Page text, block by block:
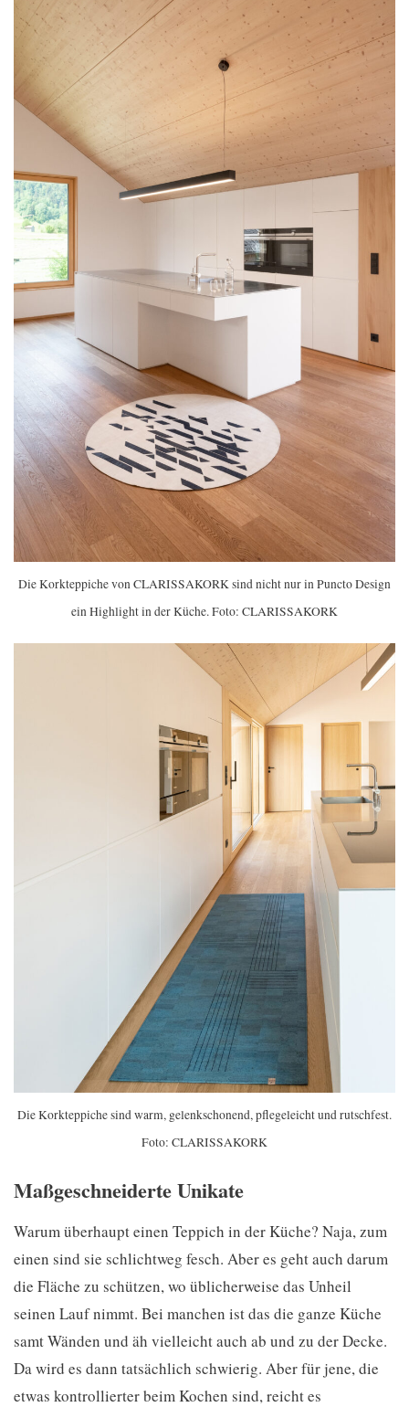
Die Korkteppiche von CLARISSAKORK sind nicht nur in Puncto Design
ein Highlight in der Küche. Foto: CLARISSAKORK
Die Korkteppiche sind warm, gelenkschonend, pflegeleicht und rutschfest.
Foto: CLARISSAKORK
Maßgeschneiderte Unikate
Warum überhaupt einen Teppich in der Küche? Naja, zum
einen sind sie schlichtweg fesch. Aber es geht auch darum
die Fläche zu schützen, wo üblicherweise das Unheil
seinen Lauf nimmt. Bei manchen ist das die ganze Küche
samt Wänden und äh vielleicht auch ab und zu der Decke.
Da wird es dann tatsächlich schwierig. Aber für jene, die
etwas kontrollierter beim Kochen sind, reicht es